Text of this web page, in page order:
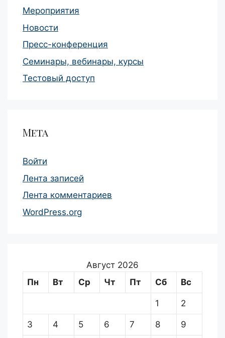
Мероприятия
Новости
Пресс-конференция
Семинары, вебинары, курсы
Тестовый доступ
Мета
Войти
Лента записей
Лента комментариев
WordPress.org
Август 2026
Пн
Вт Ср Чт Пт Сб Вс
1 2
3 4 5 6 7 8 9